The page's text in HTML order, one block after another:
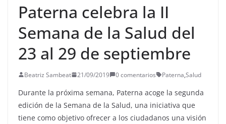
Paterna celebra la II
Semana de la Salud del
23 al 29 de septiembre
Beatriz Sambeat 21/09/2019 0 comentarios Paterna,Salud
Durante la próxima semana, Paterna acoge la segunda
edición de la Semana de la Salud, una iniciativa que
tiene como objetivo ofrecer a los ciudadanos una visión